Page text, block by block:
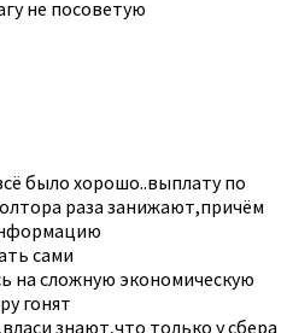
не посоветую
было хорошо..выплату по
раза занижают,причём
сами
на сложную экономическую
гонят
знают,что только у сбера